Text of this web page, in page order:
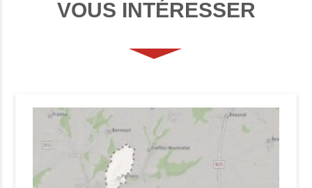
VOUS INTÉRESSER